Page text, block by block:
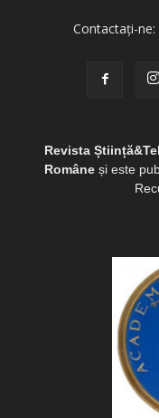
Contactați-ne:
Revista
Româneși este